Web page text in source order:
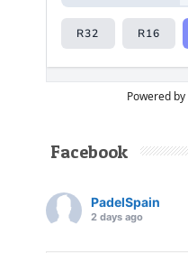
Powered by
Facebook
PadelSpain
2 days ago